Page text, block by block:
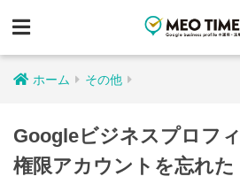
ホーム その他
Googleビジネスプロフ
権限アカウントを忘れ